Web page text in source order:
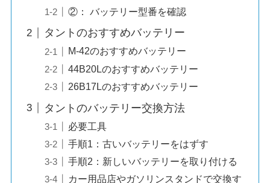
②： バッテリー型番を確認
タントのおすすめバッテリー
M-42のおすすめバッテリー
44B20Lのおすすめバッテリー
26B17Lのおすすめバッテリー
タントのバッテリー交換方法
必要工具
手順1：古いバッテリーをはずす
手順2：新しいバッテリーを取り付ける
カー用品店やガソリンスタンドで交換す